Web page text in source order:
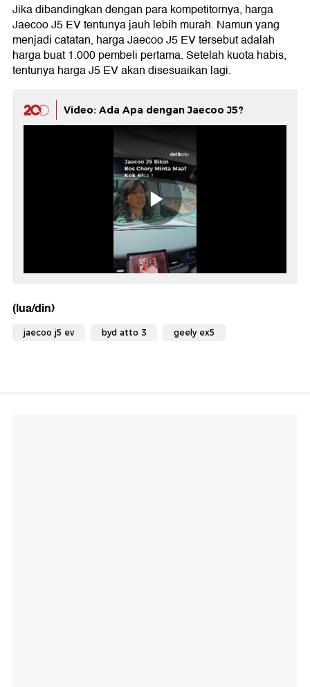
Jika dibandingkan dengan para kompetitornya, harga
Jaecoo J5 EV tentunya jauh lebih murah. Namun yang
menjadi catatan, harga Jaecoo J5 EV tersebut adalah
harga buat 1.000 pembeli pertama. Setelah kuota habis,
tentunya harga J5 EV akan disesuaikan lagi.
Video: Ada Apa dengan Jaecoo J5?
(lua/din)
jaecoo j5 ev byd atto 3 geely ex5